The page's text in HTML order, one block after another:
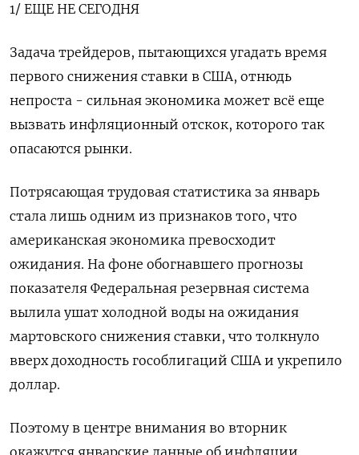
1/ ЕЩЕ НЕ СЕГОДНЯ
Задача трейдеров, пытающихся угадать время
первого снижения ставки в США, отнюдь
непроста - сильная экономика может всё еще
вызвать инфляционный отскок, которого так
опасаются рынки.
Потрясающая трудовая статистика за январь
стала лишь одним из признаков того, что
американская экономика превосходит
ожидания. На фоне обогнавшего прогнозы
показателя Федеральная резервная система
вылила ушат холодной воды на ожидания
мартовского снижения ставки, что толкнуло
вверх доходность гособлигаций США и укрепило
доллар.
Поэтому в центре внимания во вторник
окажутся январские данные об инфляции.